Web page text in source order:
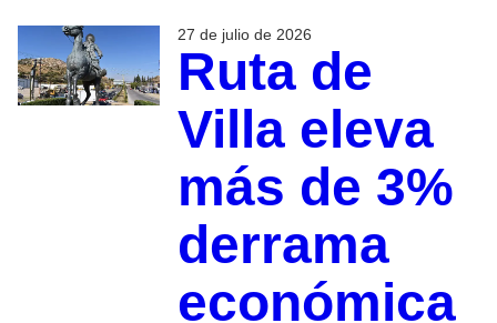
27 de julio de 2026
Ruta de
Villa eleva
más de 3%
derrama
económica